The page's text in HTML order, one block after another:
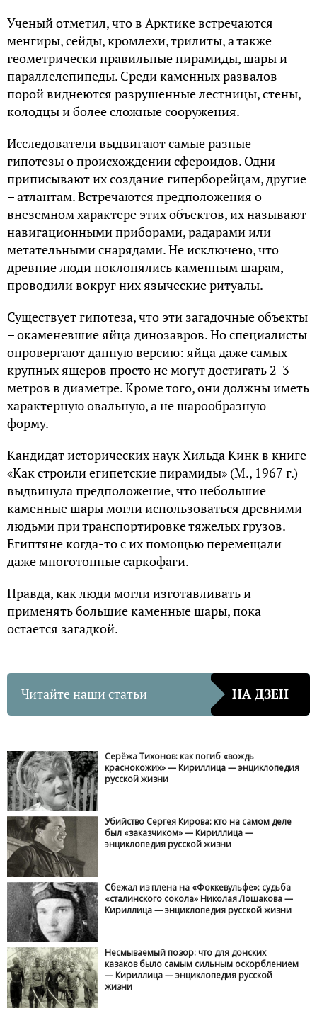
Ученый отметил, что в Арктике встречаются
менгиры, сейды, кромлехи, трилиты, а также
геометрически правильные пирамиды, шары и
параллелепипеды. Среди каменных развалов
порой виднеются разрушенные лестницы, стены,
колодцы и более сложные сооружения.
Исследователи выдвигают самые разные
гипотезы о происхождении сфероидов. Одни
приписывают их создание гиперборейцам, другие
– атлантам. Встречаются предположения о
внеземном характере этих объектов, их называют
навигационными приборами, радарами или
метательными снарядами. Не исключено, что
древние люди поклонялись каменным шарам,
проводили вокруг них языческие ритуалы.
Существует гипотеза, что эти загадочные объекты
– окаменевшие яйца динозавров. Но специалисты
опровергают данную версию: яйца даже самых
крупных ящеров просто не могут достигать 2-3
метров в диаметре. Кроме того, они должны иметь
характерную овальную, а не шарообразную
форму.
Кандидат исторических наук Хильда Кинк в книге
«Как строили египетские пирамиды» (М., 1967 г.)
выдвинула предположение, что небольшие
каменные шары могли использоваться древними
людьми при транспортировке тяжелых грузов.
Египтяне когда-то с их помощью перемещали
даже многотонные саркофаги.
Правда, как люди могли изготавливать и
применять большие каменные шары, пока
остается загадкой.
Читайте наши статьи НА ДЗЕН
Серёжа Тихонов: как погиб «вождь
краснокожих» — Кириллица — энциклопедия
русской жизни
Убийство Сергея Кирова: кто на самом деле
был «заказчиком» — Кириллица —
энциклопедия русской жизни
Сбежал из плена на «Фоккевульфе»: судьба
«сталинского сокола» Николая Лошакова —
Кириллица — энциклопедия русской жизни
Несмываемый позор: что для донских
казаков было самым сильным оскорблением
— Кириллица — энциклопедия русской
жизни